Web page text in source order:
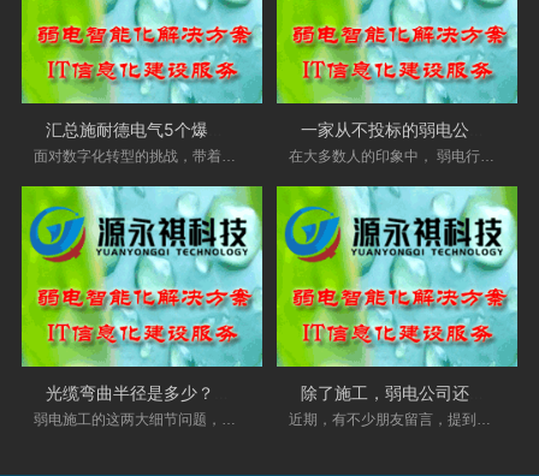
面对数字化转型的挑战，带着如何 以创新获得创 在大多数人的印象中， 弱电行业 是一个“投标修
弱电施工的这两大细节问题，一直以来不断的有 近期，有不少朋友留言，提到弱电公司的盈利方